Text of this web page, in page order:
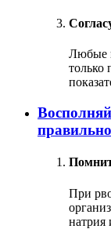
Любые
только
правильно
При
натрия